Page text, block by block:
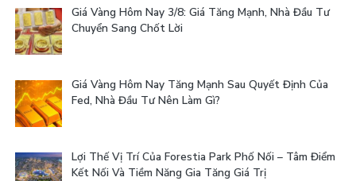
Giá Vàng Hôm Nay 3/8: Giá Tăng Mạnh, Nhà Đầu Tư
Chuyển Sang Chốt Lời
Giá Vàng Hôm Nay Tăng Mạnh Sau Quyết Định Của
Fed, Nhà Đầu Tư Nên Làm Gì?
Lợi Thế Vị Trí Của Forestia Park Phố Nối – Tâm Điểm
Kết Nối Và Tiềm Năng Gia Tăng Giá Trị